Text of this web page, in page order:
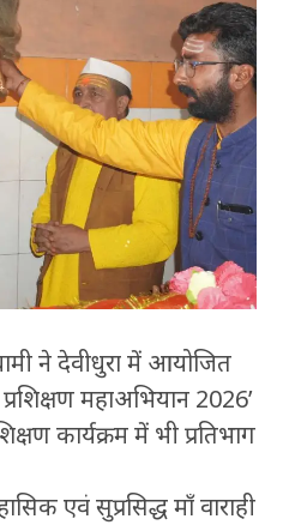
ने देवीधुरा में आयोजित
महाअभियान 2026’
कार्यक्रम में भी प्रतिभाग
एवं सुप्रसिद्ध माँ वाराही